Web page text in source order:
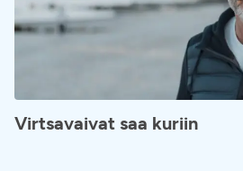
Virtsavaivat saa kuriin